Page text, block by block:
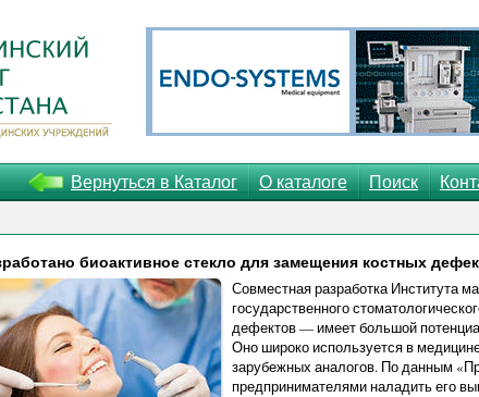
Вернуться в Каталог О каталоге Поиск
биоактивное стекло для замещения костных
Совместная разработка Института
государственного
дефектов — имеет большой
Оно широко используется в
зарубежных аналогов. По данным
предпринимателями наладить его